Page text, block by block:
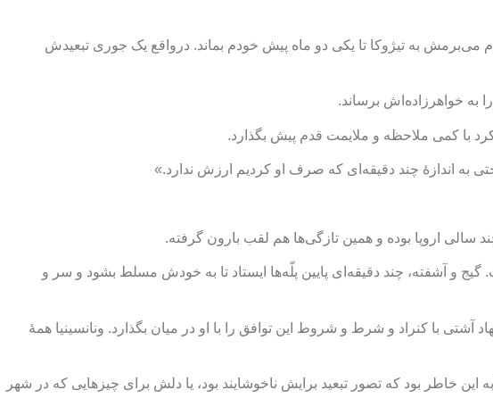
می‌برمش به تیژوکا تا یکی دو ماه پیش خودم بماند. درواقع یک جوری تبعیدش
به خواهرزاده‌اش برساند.
کرد با کمی ملاحظه و ملایمت قدم پیش بگذارد.
به اندازۀ چند دقیقه‌ای که صرف او کردیم ارزش ندارد.»
سالی اروپا بوده و همین تازگی‌ها هم لقب بارون گرفته.
گیج و آشفته، چند دقیقه‌ای پایین پلّه‌ها ایستاد تا به خودش مسلط بشود و سر و
با کنراد و شرط و شروط این توافق را با او در میان بگذارد. ونانسینیا همۀ
این خاطر بود که تصور تبعید برایش ناخوشایند بود، یا دلش برای چیزهایی که در شهر